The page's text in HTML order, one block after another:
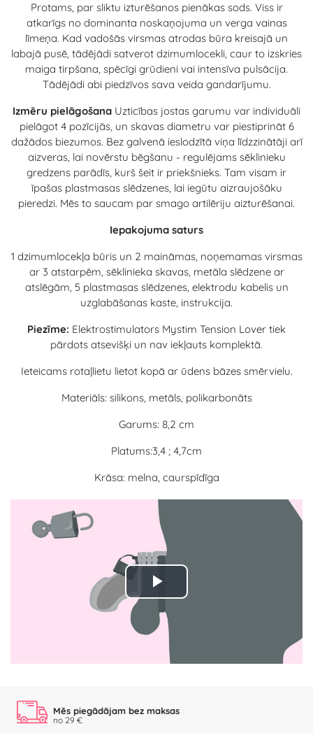
Protams, par sliktu izturēšanos pienākas sods. Viss ir
atkarīgs no dominanta noskaņojuma un verga vainas
līmeņa. Kad vadošās virsmas atrodas būra kreisajā un
labajā pusē, tādējādi satverot dzimumlocekli, caur to izskries
maiga tirpšana, spēcīgi grūdieni vai intensīva pulsācija.
Tādējādi abi piedzīvos sava veida gandarījumu.
Izmēru pielāgošana Uzticības jostas garumu var individuāli
pielāgot 4 pozīcijās, un skavas diametru var piestiprināt 6
dažādos biezumos. Bez galvenā ieslodzītā viņa līdzzinātāji arī
aizveras, lai novērstu bēgšanu - regulējams sēklinieku
gredzens parādīs, kurš šeit ir priekšnieks. Tam visam ir
īpašas plastmasas slēdzenes, lai iegūtu aizraujošāku
pieredzi. Mēs to saucam par smago artilēriju aizturēšanai.
Iepakojuma saturs
1 dzimumlocekļa būris un 2 maināmas, noņemamas virsmas
ar 3 atstarpēm, sēklinieka skavas, metāla slēdzene ar
atslēgām, 5 plastmasas slēdzenes, elektrodu kabelis un
uzglabāšanas kaste, instrukcija.
Piezīme: Elektrostimulators Mystim Tension Lover tiek
pārdots atsevišķi un nav iekļauts komplektā.
Ieteicams rotaļlietu lietot kopā ar ūdens bāzes smērvielu.
Materiāls: silikons, metāls, polikarbonāts
Garums: 8,2 cm
Platums:3,4 ; 4,7cm
Krāsa: melna, caurspīdīga
Play
Video
Mēs piegādājam bez maksas
no 29 €